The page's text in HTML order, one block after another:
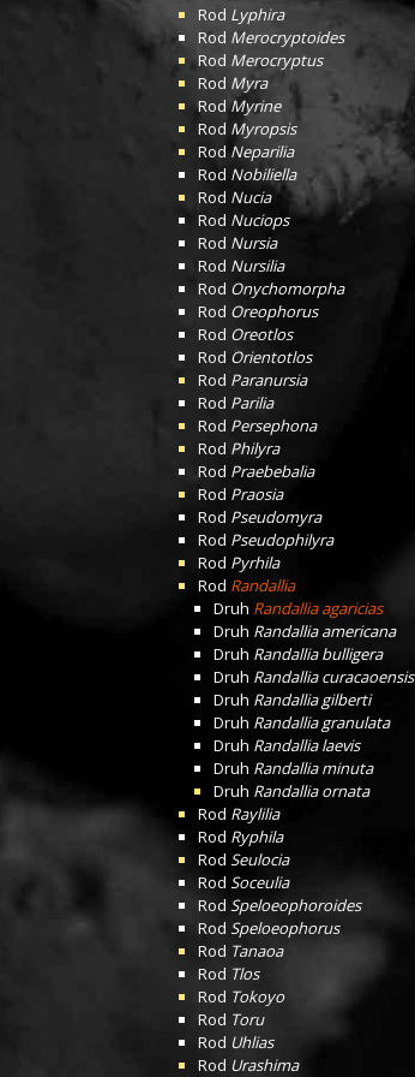
Rod Lyphira
Rod Merocryptoides
Rod Merocryptus
Rod Myra
RodMyrine
Rod Myropsis
Rod Neparilia
Rod Nobiliella
Rod Nucia
Rod Nuciops
Rod Nursia
Rod Nursilia
Rod Onychomorpha
Rod Oreophorus
Rod Oreotlos
Rod Orientotlos
Rod Paranursia
Rod Parilia
Rod Persephona
Rod Philyra
Rod Praebebalia
Rod Praosia
Rod Pseudomyra
Rod Pseudophilyra
Rod Pyrhila
Rod Randallia
Druh Randallia agaricias
Druh Randallia americana
Druh Randallia bulligera
Druh Randallia curacaoensis
Druh Randallia gilberti
Druh Randallia granulata
Druh Randallia laevis
Druh Randallia minuta
Druh Randallia ornata
Rod Raylilia
Rod Ryphila
Rod Seulocia
Rod Soceulia
Rod Speloeophoroides
Rod Speloeophorus
Rod Tanaoa
Rod Tlos
Rod Tokoyo
Rod Toru
Rod Uhlias
Rod Urashima